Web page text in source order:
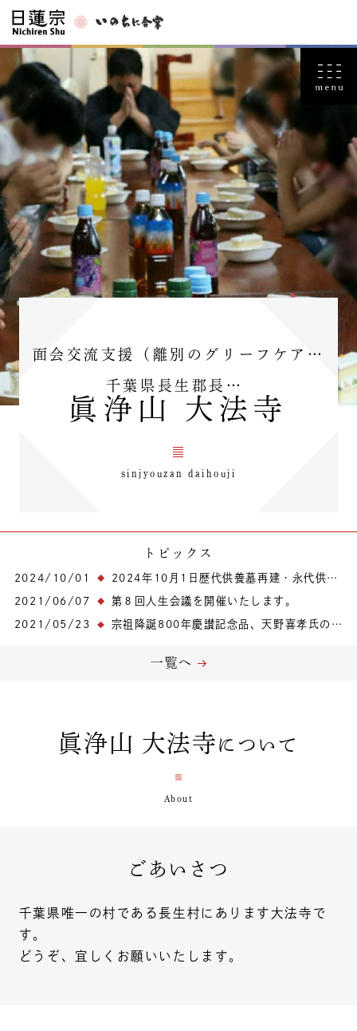
面会交流支援（離別のグリーフケア…
千葉県長生郡長…
眞浄山 大法寺
sinjyouzan daihouji
トピックス
2024/10/01 2024年10月1日歴代供養墓再建・永代供養墓建立がスタートしました！
2021/06/07 第８回人生会議を開催いたします。
2021/05/23 宗祖降誕800年慶讃記念品、天野喜孝氏の大曼荼羅。
一覧へ
眞浄山 大法寺 について
ごあいさつ
千葉県唯一の村である長生村にあります大法寺で
す。
どうぞ、宜しくお願いいたします。